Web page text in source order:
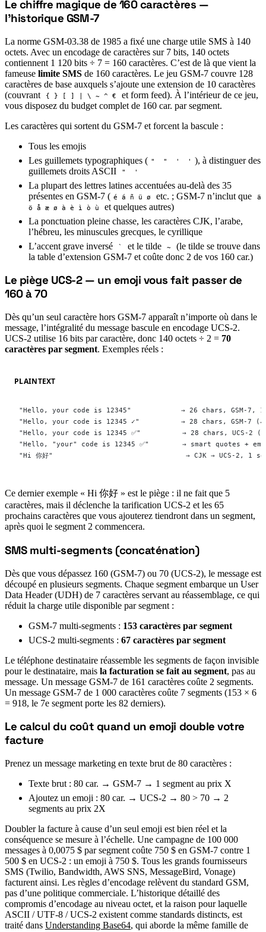
#
Le chiffre magique de 160 caractères —
l’historique GSM-7
La norme GSM-03.38 de 1985 a fixé une charge utile SMS à 140
octets. Avec un encodage de caractères sur 7 bits, 140 octets
contiennent 1 120 bits ÷ 7 = 160 caractères. C’est de là que vient la
fameuse limite SMS de 160 caractères. Le jeu GSM-7 couvre 128
caractères de base auxquels s’ajoute une extension de 10 caractères
(couvrant
{ } [ ] | \ ~ ^ €
et form feed). À l’intérieur de ce jeu,
vous disposez du budget complet de 160 car. par segment.
Les caractères qui sortent du GSM-7 et forcent la bascule :
Tous les emojis
Les guillemets typographiques ( " " ' '
), à distinguer des
guillemets droits ASCII
" '
La plupart des lettres latines accentuées au-delà des 35
présentes en GSM-7 ( é á ñ ü ø etc. ; GSM-7 n’inclut que
ä
ö å æ ø à è ì ò ù
et quelques autres)
La ponctuation pleine chasse, les caractères CJK, l’arabe,
l’hébreu, les minuscules grecques, le cyrillique
L’accent grave inversé
` et le tilde ~
(le tilde se trouve dans
la table d’extension GSM-7 et coûte donc 2 de vos 160 car.)
#
Le piège UCS-2 — un emoji vous fait passer de
160 à 70
Dès qu’un seul caractère hors GSM-7 apparaît n’importe où dans le
message, l’intégralité du message bascule en encodage UCS-2.
UCS-2 utilise 16 bits par caractère, donc 140 octets ÷ 2 = 70
caractères par segment. Exemples réels :
PLAINTEXT
"Hello, your code is 12345"            → 26 chars, GSM-7, 1
"Hello, your code is 12345 ✓"          → 28 chars, GSM-7 (✓
"Hello, your code is 12345 ✅"          → 28 chars, UCS-2
"Hello, "your" code is 12345 ✅"        → smart quotes +
"Hi 你好"                                → CJK → UCS-2, 1
Ce dernier exemple « Hi 你好 » est le piège : il ne fait que 5
caractères, mais il déclenche la tarification UCS-2 et les 65
prochains caractères que vous ajouterez tiendront dans un segment,
après quoi le segment 2 commencera.
#
SMS multi-segments (concaténation)
Dès que vous dépassez 160 (GSM-7) ou 70 (UCS-2), le message est
découpé en plusieurs segments. Chaque segment embarque un User
Data Header (UDH) de 7 caractères servant au réassemblage, ce qui
réduit la charge utile disponible par segment :
GSM-7 multi-segments : 153 caractères par segment
UCS-2 multi-segments : 67 caractères par segment
Le téléphone destinataire réassemble les segments de façon invisible
pour le destinataire, mais la facturation se fait au segment, pas au
message. Un message GSM-7 de 161 caractères coûte 2 segments.
Un message GSM-7 de 1 000 caractères coûte 7 segments (153 × 6
= 918, le 7e segment porte les 82 derniers).
#
Le calcul du coût quand un emoji double votre
facture
Prenez un message marketing en texte brut de 80 caractères :
Texte brut : 80 car. → GSM-7 → 1 segment au prix X
Ajoutez un emoji : 80 car. → UCS-2 → 80 > 70 → 2
segments au prix 2X
Doubler la facture à cause d’un seul emoji est bien réel et la
conséquence se mesure à l’échelle. Une campagne de 100 000
messages à 0,0075 $ par segment coûte 750 $ en GSM-7 contre 1
500 $ en UCS-2 : un emoji à 750 $. Tous les grands fournisseurs
SMS (Twilio, Bandwidth, AWS SNS, MessageBird, Vonage)
facturent ainsi. Les règles d’encodage relèvent du standard GSM,
pas d’une politique commerciale. L’historique détaillé des
compromis d’encodage au niveau octet, et la raison pour laquelle
ASCII / UTF-8 / UCS-2 existent comme standards distincts, est
traité dans Understanding Base64, qui aborde la même famille de